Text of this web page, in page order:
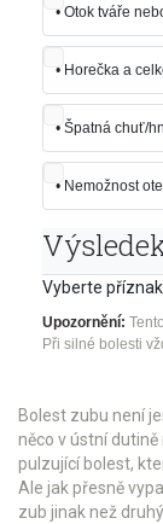
• Otok tváře
• Horečka a
• Špatná chuť/
• Nemožnost
Vyberte
Upozornění:
Při silné bolesti
Bolest zubu není
něco v ústní
pulzující bolest,
Ale jak přesně
zub jinak než